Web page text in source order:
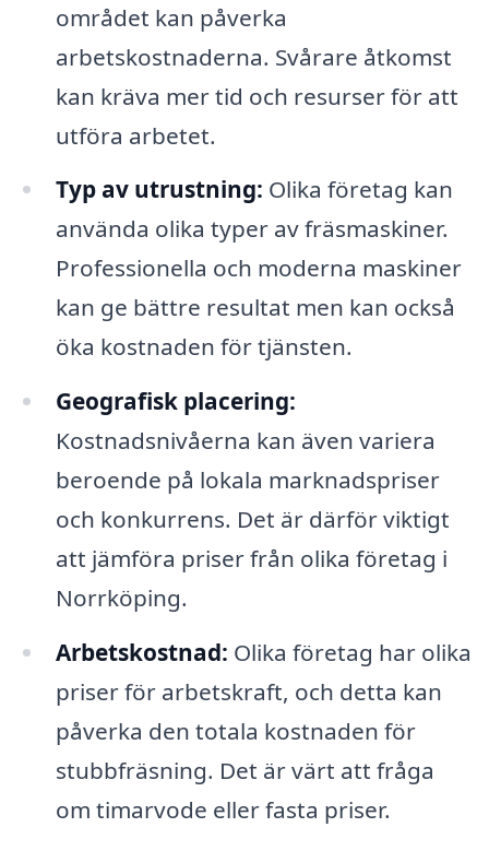
området kan påverka
arbetskostnaderna. Svårare åtkomst
kan kräva mer tid och resurser för att
utföra arbetet.
Typ av utrustning: Olika företag kan
använda olika typer av fräsmaskiner.
Professionella och moderna maskiner
kan ge bättre resultat men kan också
öka kostnaden för tjänsten.
Geografisk placering:
Kostnadsnivåerna kan även variera
beroende på lokala marknadspriser
och konkurrens. Det är därför viktigt
att jämföra priser från olika företag i
Norrköping.
Arbetskostnad: Olika företag har olika
priser för arbetskraft, och detta kan
påverka den totala kostnaden för
stubbfräsning. Det är värt att fråga
om timarvode eller fasta priser.